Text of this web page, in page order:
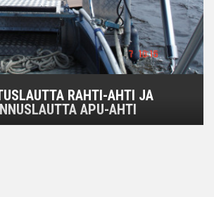
RAHTI-AHTI JA
APU-AHTI